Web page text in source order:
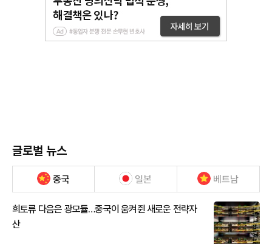
글로벌 뉴스
중국 일본 베트남
희토류 다음은 광모듈…중국이 움켜쥔 새로운 전략자
산